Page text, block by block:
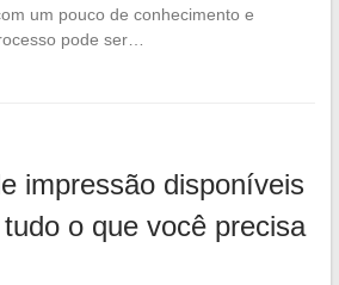
um pouco de conhecimento e
pode ser…
impressão disponíveis
o que você precisa